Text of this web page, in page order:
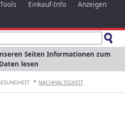
Tools Einkauf-Info
Anzeigen
Seiten Informationen zum
lesen
NACHHALTIGKEIT